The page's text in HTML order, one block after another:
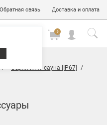
Обратная связь Доставка и оплата
0
Серия RTW сауна [IP67]